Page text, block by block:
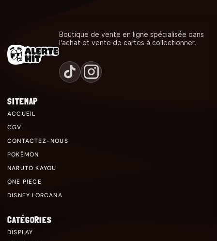
Boutique de vente en ligne spécialisée dans
l'achat et vente de cartes à collectionner.
SITEMAP
ACCUEIL
CGV
CONTACTEZ-NOUS
POKÉMON
NARUTO KAYOU
ONE PIECE
DISNEY LORCANA
CATÉGORIES
DISPLAY